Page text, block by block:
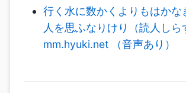
行く水に数かくよりもはかな
人を思ふなりけり（読人しら
mm.hyuki.net （音声あり）